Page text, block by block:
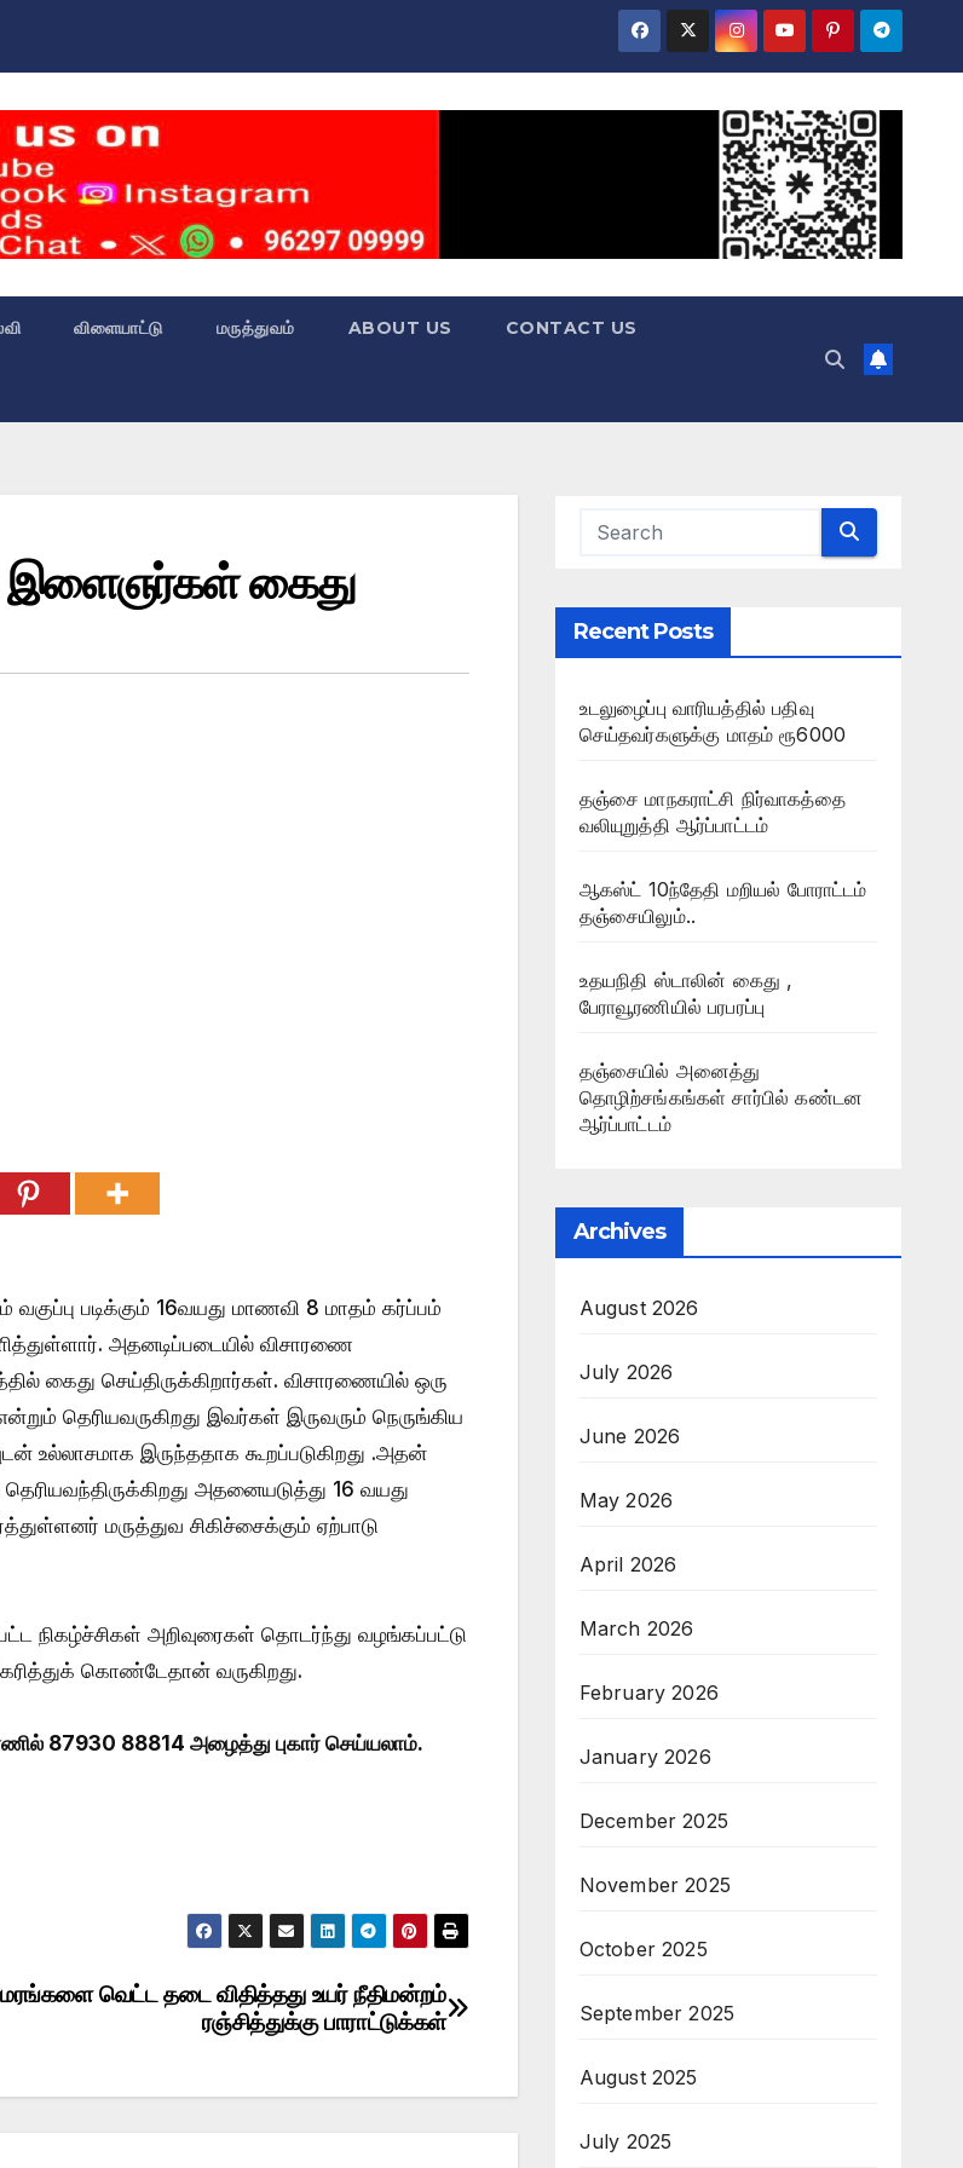
விளையாட்டு மருத்துவம் ABOUT US CONTACT US
இளைஞர்கள் கைது
வகுப்பு படிக்கும் 16வயது மாணவி 8 மாதம் கர்ப்பம்
அதனடிப்படையில் விசாரணை
செய்திருக்கிறார்கள். விசாரணையில் ஒரு
தெரியவருகிறது இவர்கள் இருவரும் நெருங்கிய
உல்லாசமாக இருந்ததாக கூறப்படுகிறது .அதன்
அதனையடுத்து 16 வயது
மருத்துவ சிகிச்சைக்கும் ஏற்பாடு
நிகழ்ச்சிகள் அறிவுரைகள் தொடர்ந்து வழங்கப்பட்டு
கொண்டேதான் வருகிறது.
87930 88814 அழைத்து புகார் செய்யலாம்.
மரங்களை வெட்ட தடை விதித்தது உயர் நீதிமன்றம்
ரஞ்சித்துக்கு பாராட்டுக்கள்
Recent Posts
உடலுழைப்பு வாரியத்தில் பதிவு
செய்தவர்களுக்கு மாதம் ரூ6000
தஞ்சை மாநகராட்சி நிர்வாகத்தை
வலியுறுத்தி ஆர்ப்பாட்டம்
ஆகஸ்ட் 10ந்தேதி மறியல் போராட்டம்
தஞ்சையிலும்..
உதயநிதி ஸ்டாலின் கைது ,
பேராவூரணியில் பரபரப்பு
தஞ்சையில் அனைத்து
தொழிற்சங்கங்கள் சார்பில் கண்டன
ஆர்ப்பாட்டம்
Archives
August 2026
July 2026
June 2026
May 2026
April 2026
March 2026
February 2026
January 2026
December 2025
November 2025
October 2025
September 2025
August 2025
July 2025